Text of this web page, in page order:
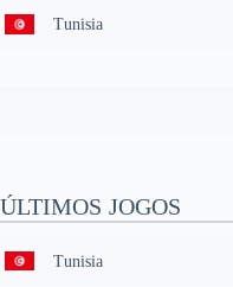
Tunisia
ÚLTIMOS JOGOS
Tunisia